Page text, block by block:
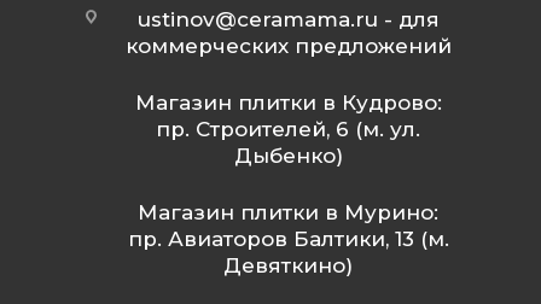
ustinov@ceramama.ru - для
коммерческих предложений
Магазин плитки в Кудрово:
пр. Строителей, 6 (м. ул.
Дыбенко)
Магазин плитки в Мурино:
пр. Авиаторов Балтики, 13 (м.
Девяткино)